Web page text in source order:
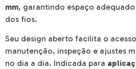
mm, garantindo espaço
dos fios.
Seu design aberto facilita o
manutenção, inspeção e ajustes
no dia a dia. Indicada para